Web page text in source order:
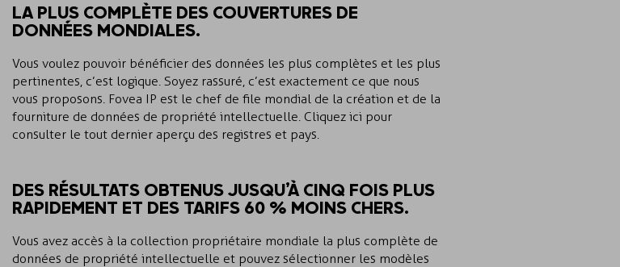
LA PLUS COMPLÈTE DES COUVERTURES DE
DONNÉES MONDIALES.
Vous voulez pouvoir bénéficier des données les plus complètes et les plus
pertinentes, c’est logique. Soyez rassuré, c’est exactement ce que nous
vous proposons. Fovea IP est le chef de file mondial de la création et de la
fourniture de données de propriété intellectuelle. Cliquez ici pour
consulter le tout dernier aperçu des registres et pays.
DES RÉSULTATS OBTENUS JUSQU’À CINQ FOIS PLUS
RAPIDEMENT ET DES TARIFS 60 % MOINS CHERS.
Vous avez accès à la collection propriétaire mondiale la plus complète de
données de propriété intellectuelle et pouvez sélectionner les modèles